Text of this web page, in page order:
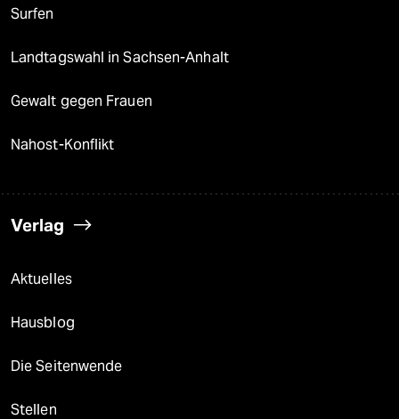
Surfen
Landtagswahl in Sachsen-Anhalt
Gewalt gegen Frauen
Nahost-Konflikt
Verlag
Aktuelles
Hausblog
Die Seitenwende
Stellen